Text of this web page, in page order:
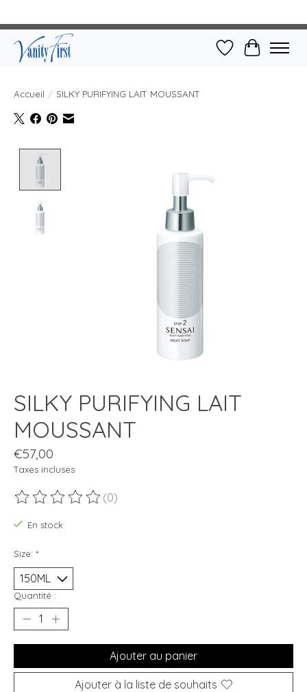
Liste dePanier
Accueil / SILKY PURIFYING LAIT MOUSSANT
SILKY PURIFYING LAIT
MOUSSANT
€57,00
Taxes incluses
Ce produit est évalué à
(0)
En stock
Size: *
Quantité :
Ajouter au panier
Ajouter à la liste de souhaits